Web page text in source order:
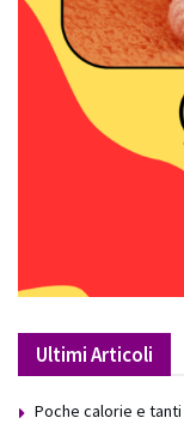
Ultimi Articoli
Poche calorie e tanti